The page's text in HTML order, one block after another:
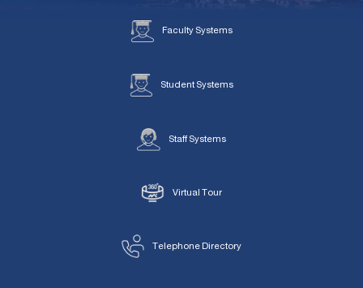
Faculty Systems
Student Systems
Staff Systems
Virtual Tour
Telephone Directory